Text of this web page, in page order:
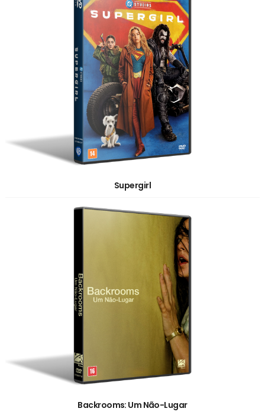
Supergirl
Backrooms: Um Não-Lugar